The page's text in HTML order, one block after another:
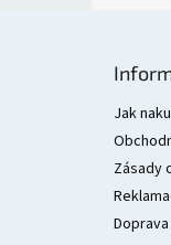
Jak
Zásady